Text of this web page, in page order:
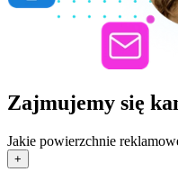
Zajmujemy się
Jakie powierzchnie
+